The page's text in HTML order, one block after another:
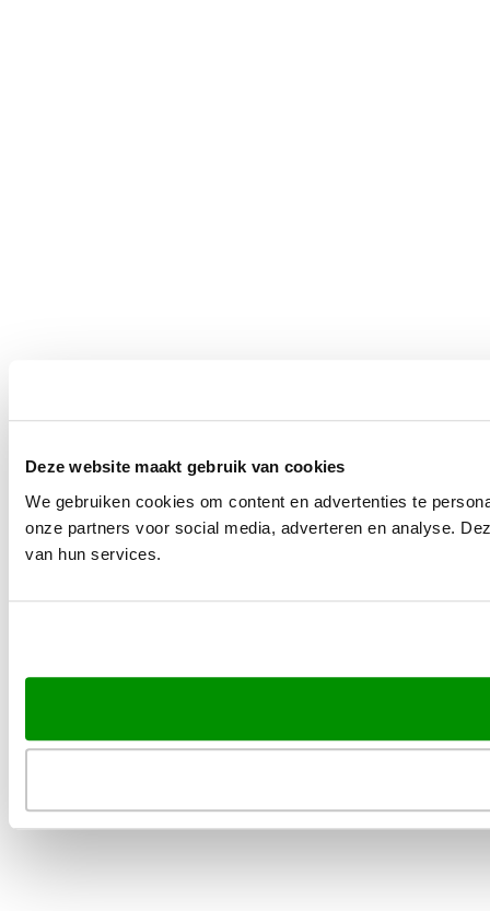
Deze website maakt gebruik van cookies
We gebruiken cookies om content en advertenties te
onze partners voor social media, adverteren en analyse.
van hun services.